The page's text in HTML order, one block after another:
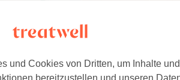
und Cookies von Dritten, um Inhalte
bereitzustellen und unseren